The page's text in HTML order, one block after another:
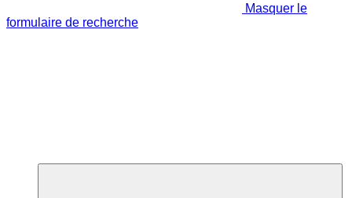
Masquer le
formulaire de recherche